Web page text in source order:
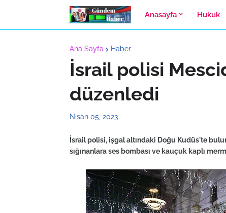
Anasayfa Hukuk
Ana Sayfa Haber
İsrail polisi
düzenledi
Nisan 05, 2023
İsrail polisi, işgal altındaki Doğu Kudüs'te
sığınanlara ses bombası ve kauçuk kaplı